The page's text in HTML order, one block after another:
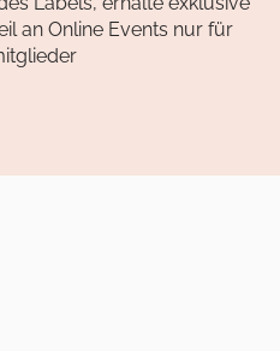
an Online Events nur für